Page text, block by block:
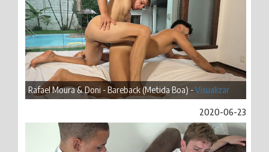
Rafael Moura & Doni - Bareback (Metida Boa) -Visualizar
2020-06-23